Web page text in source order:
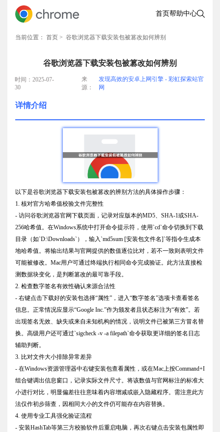
首页帮助中心
当前位置： 首页 > 谷歌浏览器下载安装包被篡改如何辨别
谷歌浏览器下载安装包被篡改如何辨别
时间：2025-07-
30
来
源：
发现高效的安卓上网引擎 - 彩虹探索站官
网
详情介绍
以下是谷歌浏览器下载安装包被篡改的辨别方法的具体操作步骤：
1. 核对官方哈希值校验文件完整性
- 访问谷歌浏览器官网下载页面，记录对应版本的MD5、SHA-1或SHA-
256哈希值。在Windows系统中打开命令提示符，使用`cd`命令切换到下载
目录（如`D:\Downloads`），输入`md5sum [安装包文件名]`等指令生成本
地哈希值。将输出结果与官网提供的数值逐位比对，若不一致则表明文件
可能被修改。Mac用户可通过终端执行相同命令完成验证。此方法直接检
测数据块变化，是判断篡改的最可靠手段。
2. 检查数字签名有效性确认来源合法性
- 右键点击下载好的安装包选择“属性”，进入“数字签名”选项卡查看签名
信息。正常情况应显示“Google Inc.”作为颁发者且状态标注为“有效”。若
出现签名无效、缺失或来自未知机构的情况，说明文件已被第三方冒名替
换。高级用户还可通过`sigcheck -v -a filepath`命令获取更详细的签名日志
辅助判断。
3. 比对文件大小排除异常差异
- 在Windows资源管理器中右键安装包查看属性，或在Mac上按Command+I
组合键调出信息窗口，记录实际文件尺寸。将该数值与官网标注的标准大
小进行对比，明显偏差往往意味着内容增减或嵌入隐藏程序。需注意此方
法仅作初步筛查，因相同大小的文件仍可能存在内容替换。
4. 使用专业工具强化验证流程
- 安装HashTab等第三方校验软件后重启电脑，再次右键点击安装包属性即